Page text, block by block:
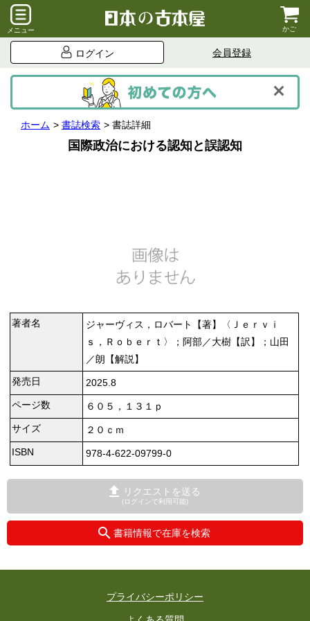
メニュー かご
ログイン 会員登録
ホーム 書誌検索 書誌詳細
国際政治における認知と誤認知
著者名
ジャーヴィス，ロバート【著】〈Ｊｅｒｖｉ
ｓ，Ｒｏｂｅｒｔ〉；阿部／大樹【訳】；山田
／朗【解説】
発売日
2025.8
ページ数
６０５，１３１ｐ
サイズ
２０ｃｍ
ISBN
978-4-622-09799-0
リクエストを送る
(ログインで利用可能)
書籍情報で在庫を検索
プライバシーポリシー